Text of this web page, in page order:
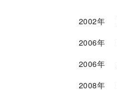
2002年
2006年
2006年
2008年